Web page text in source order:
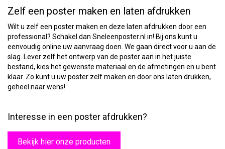
Zelf een poster maken en laten afdrukken
Wilt u zelf een poster maken en deze laten afdrukken door een
professional? Schakel dan Sneleenposter.nl in! Bij ons kunt u
eenvoudig online uw aanvraag doen. We gaan direct voor u aan de
slag. Lever zelf het ontwerp van de poster aan in het juiste
bestand, kies het gewenste materiaal en de afmetingen en u bent
klaar. Zo kunt u uw poster zelf maken en door ons laten drukken,
geheel naar wens!
Interesse in een poster afdrukken?
Bekijk hier onze producten